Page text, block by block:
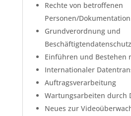
Rechte von betroffenen
Personen/Dokumentation
Grundverordnung und
Beschäftigtendatenschutz
Einführen und Bestehen
Internationaler
Auftragsverarbeitung
Wartungsarbeiten durch
Neues zur